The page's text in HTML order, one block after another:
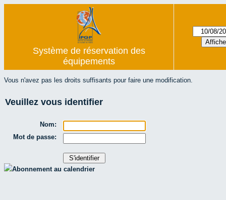
Système de réservation des
équipements
Vous n'avez pas les droits suffisants pour faire une modification.
Veuillez vous identifier
Nom:
Mot de passe:
Abonnement au calendrier